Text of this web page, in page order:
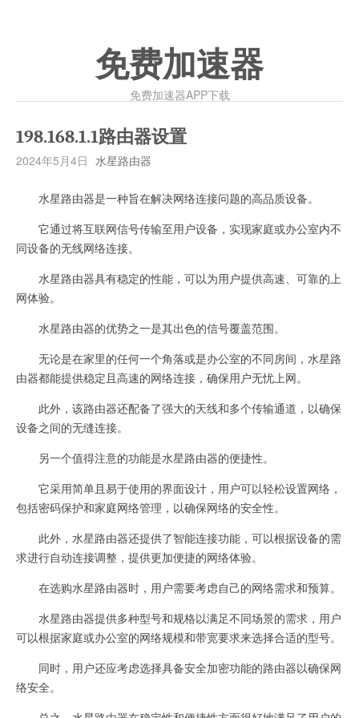
免费加速器
免费加速器APP下载
198.168.1.1路由器设置
2024年5月4日 水星路由器
水星路由器是一种旨在解决网络连接问题的高品质设备。
它通过将互联网信号传输至用户设备，实现家庭或办公室内不
同设备的无线网络连接。
水星路由器具有稳定的性能，可以为用户提供高速、可靠的上
网体验。
水星路由器的优势之一是其出色的信号覆盖范围。
无论是在家里的任何一个角落或是办公室的不同房间，水星路
由器都能提供稳定且高速的网络连接，确保用户无忧上网。
此外，该路由器还配备了强大的天线和多个传输通道，以确保
设备之间的无缝连接。
另一个值得注意的功能是水星路由器的便捷性。
它采用简单且易于使用的界面设计，用户可以轻松设置网络，
包括密码保护和家庭网络管理，以确保网络的安全性。
此外，水星路由器还提供了智能连接功能，可以根据设备的需
求进行自动连接调整，提供更加便捷的网络体验。
在选购水星路由器时，用户需要考虑自己的网络需求和预算。
水星路由器提供多种型号和规格以满足不同场景的需求，用户
可以根据家庭或办公室的网络规模和带宽要求来选择合适的型号。
同时，用户还应考虑选择具备安全加密功能的路由器以确保网
络安全。